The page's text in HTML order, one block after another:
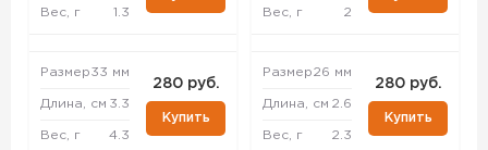
Вес, г 1.3
Размер33 мм
Длина, см 3.3
Вес, г 4.3
280 руб.
Купить
Вес, г 2
Размер26 мм
Длина, см 2.6
Вес, г 2.3
280 руб.
Купить